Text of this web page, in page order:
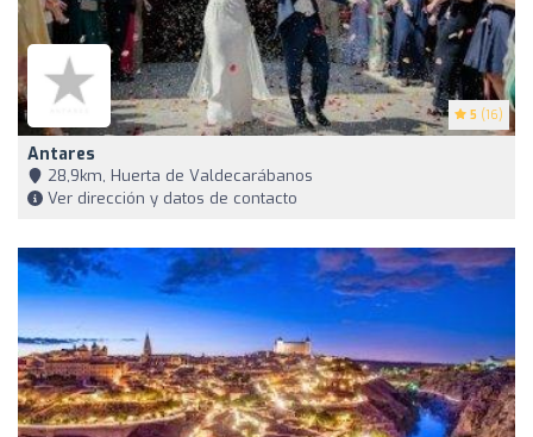
5 (16)
Antares
28,9km, Huerta de Valdecarábanos
Ver dirección y datos de contacto